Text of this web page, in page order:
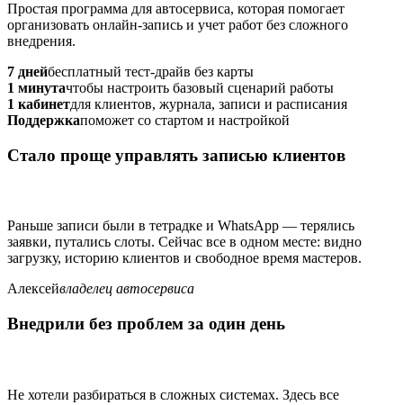
Простая программа для автосервиса, которая помогает
организовать онлайн-запись и учет работ без сложного
внедрения.
7 днейбесплатный тест-драйв без карты
1 минутачтобы настроить базовый сценарий работы
1 кабинетдля клиентов, журнала, записи и расписания
Поддержкапоможет со стартом и настройкой
Стало проще управлять записью клиентов
Раньше записи были в тетрадке и WhatsApp — терялись
заявки, путались слоты. Сейчас все в одном месте: видно
загрузку, историю клиентов и свободное время мастеров.
Алексейвладелец автосервиса
Внедрили без проблем за один день
Не хотели разбираться в сложных системах. Здесь все